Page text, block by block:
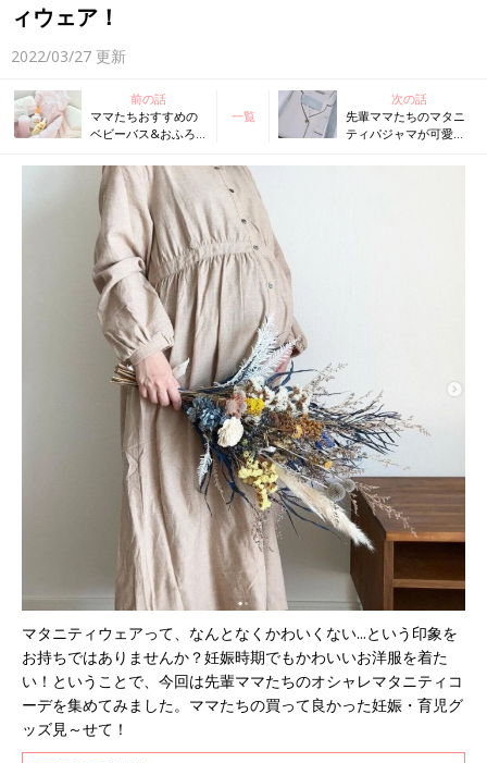
ィウェア！
2022/03/27 更新
前の話
ママたちおすすめの
ベビーバス&おふろ
式も便利
一覧
次の話
先輩ママたちのマタニ
ティパジャマが可愛す
マタニティウェアって、なんとなくかわいくない...という印象を
お持ちではありませんか？妊娠時期でもかわいいお洋服を着た
い！ということで、今回は先輩ママたちのオシャレマタニティコ
ーデを集めてみました。ママたちの買って良かった妊娠・育児グ
ッズ見～せて！